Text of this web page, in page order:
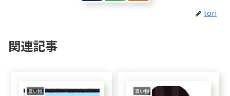
tori
関連記事
買い物 買い物